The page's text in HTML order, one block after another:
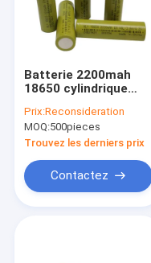
Batterie 2200mah
18650 cylindrique
pour les vélos
électriques
Prix:Reconsideration
MOQ:500pieces
Trouvez les derniers prix
Contactez